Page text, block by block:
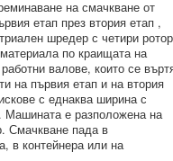
на смачкване от
етап през втория етап ,
шредер с четири
по краищата на
валове, които се
на първия етап и на втория
с еднаква ширина с
Машината е разположена на
Смачкване пада в
в контейнера или на